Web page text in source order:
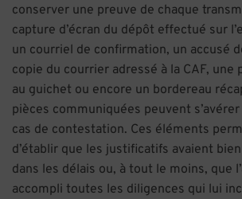
conserver une preuve de chaque
capture d’écran du dépôt effectué sur
un courriel de confirmation, un accusé
copie du courrier adressé à la CAF, une
au guichet ou encore un bordereau
pièces communiquées peuvent
cas de contestation. Ces éléments
d’établir que les justificatifs avaient
dans les délais ou, à tout le moins, que
accompli toutes les diligences qui lui